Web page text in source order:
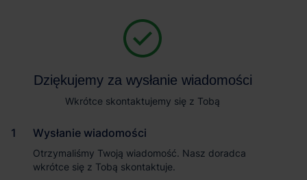
Baza wiedzy
Dziękujemy za wysłanie wiadomości
Wkrótce skontaktujemy się z Tobą
Wysłanie wiadomości
Otrzymaliśmy Twoją wiadomość. Nasz doradca
wkrótce się z Tobą skontaktuje.